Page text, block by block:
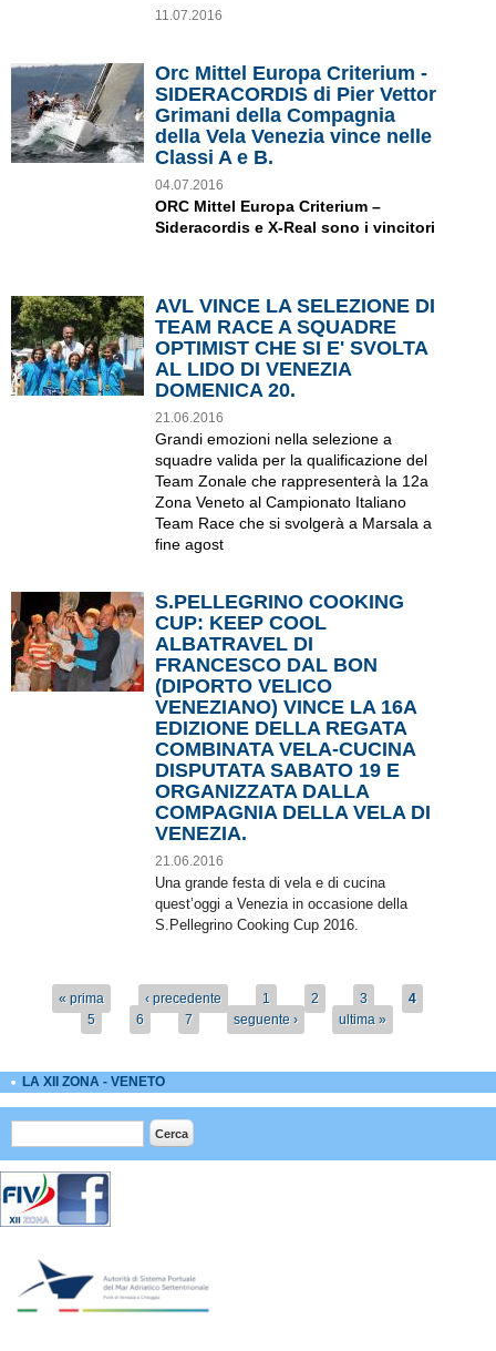
11.07.2016
Orc Mittel Europa Criterium -
SIDERACORDIS di Pier Vettor
Grimani della Compagnia
della Vela Venezia vince nelle
Classi A e B.
04.07.2016
ORC Mittel Europa Criterium –
Sideracordis e X-Real sono i vincitori
AVL VINCE LA SELEZIONE DI
TEAM RACE A SQUADRE
OPTIMIST CHE SI E' SVOLTA
AL LIDO DI VENEZIA
DOMENICA 20.
21.06.2016
Grandi emozioni nella selezione a
squadre valida per la qualificazione del
Team Zonale che rappresenterà la 12a
Zona Veneto al Campionato Italiano
Team Race che si svolgerà a Marsala a
fine agost
S.PELLEGRINO COOKING
CUP: KEEP COOL
ALBATRAVEL DI
FRANCESCO DAL BON
(DIPORTO VELICO
VENEZIANO) VINCE LA 16A
EDIZIONE DELLA REGATA
COMBINATA VELA-CUCINA
DISPUTATA SABATO 19 E
ORGANIZZATA DALLA
COMPAGNIA DELLA VELA DI
VENEZIA.
21.06.2016
Una grande festa di vela e di cucina
quest’oggi a Venezia in occasione della
S.Pellegrino Cooking Cup 2016.
Pagine« prima ‹ precedente 1 2 3
4
5
6 7 seguente › ultima »
LA XII ZONA - VENETO
Form di ricerca